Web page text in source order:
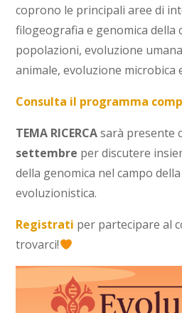
coprono le principali aree di
filogeografia e genomica della
popolazioni, evoluzione
animale, evoluzione microbica
Consulta il programma
TEMA RICERCAsarà presente
settembre per discutere
della genomica nel campo
evoluzionistica.
Registrati per partecipare al
trovarci!